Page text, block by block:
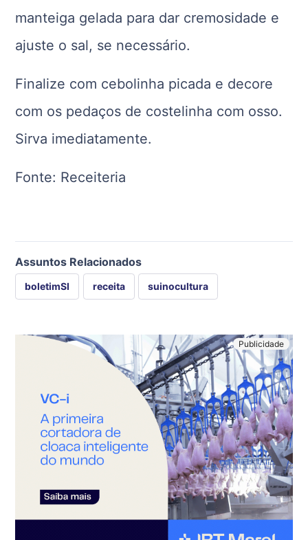
manteiga gelada para dar cremosidade e
ajuste o sal, se necessário.
Finalize com cebolinha picada e decore
com os pedaços de costelinha com osso.
Sirva imediatamente.
Fonte: Receiteria
Assuntos Relacionados
boletimSI receita suinocultura